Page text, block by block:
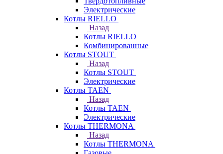
Электрические
Котлы RIELLO
Назад
Котлы RIELLO
Комбинированные
Котлы STOUT
Назад
Котлы STOUT
Электрические
Котлы TAEN
Назад
Котлы TAEN
Электрические
Котлы THERMONA
Назад
Котлы THERMONA